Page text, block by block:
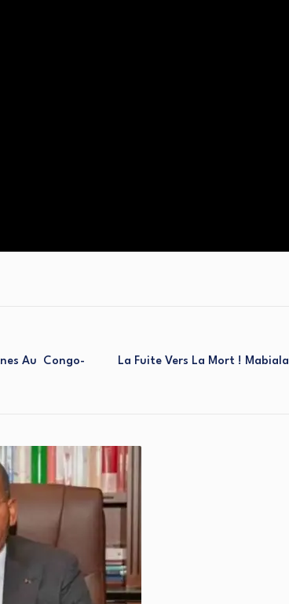
Au Congo-
La Fuite Vers La Mort !